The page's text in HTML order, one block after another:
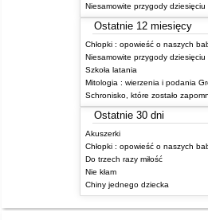
Ostatnie 12 miesięcy
Chłopki : opowieść o naszych
Szkoła latania
Schronisko, które zostało
Ostatnie 30 dni
Akuszerki
Chłopki : opowieść o naszych
Do trzech razy miłość
Nie kłam
Chiny jednego dziecka